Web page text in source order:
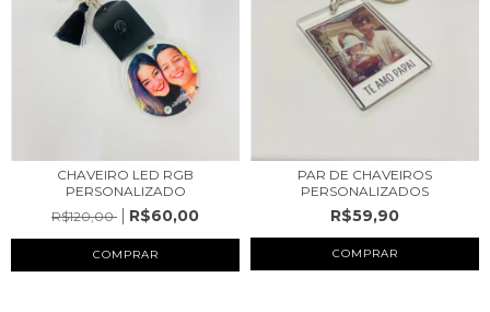
CHAVEIRO LED RGB
PERSONALIZADO
R$120,00
R$60,00
PAR DE CHAVEIROS
PERSONALIZADOS
R$59,90
COMPRAR